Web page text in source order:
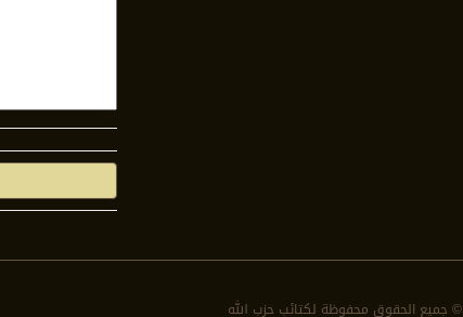
© جمیع الحقوق محفوظة لكتائب حزب الله